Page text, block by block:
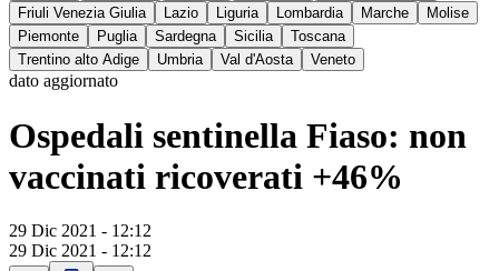
Friuli Venezia Giulia
Lazio Liguria Lombardia Marche
Molise
Piemonte
Puglia Sardegna Sicilia
Toscana
Trentino alto Adige
Umbria Val d'Aosta Veneto
dato aggiornato
Ospedali sentinella Fiaso: non
vaccinati ricoverati +46%
29 Dic 2021 - 12:12
29 Dic 2021 - 12:12